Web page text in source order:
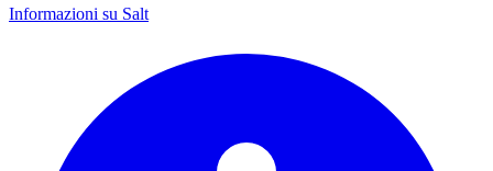
Informazioni su Salt